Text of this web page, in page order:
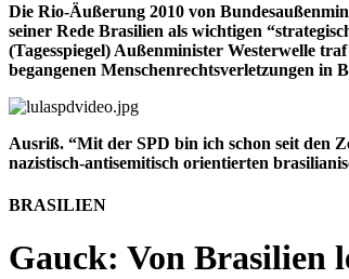
Die Rio-Äußerung 2010 von
seiner Rede Brasilien als wichtigen
(Tagesspiegel) Außenminister Westerwelle
begangenen Menschenrechtsverletzungen in
Ausriß. “Mit der SPD bin ich schon seit den
nazistisch-antisemitisch orientierten
BRASILIEN
Gauck: Von Brasilien